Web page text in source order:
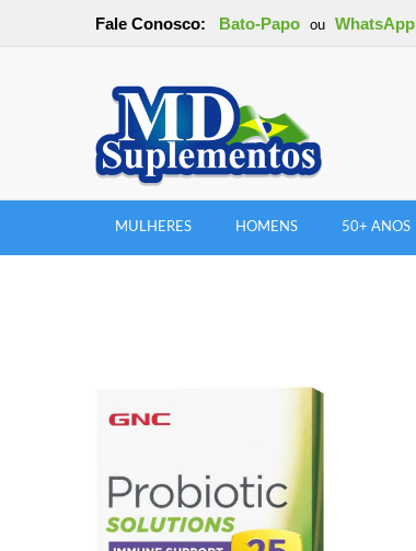
Fale Conosco: Bato-Papo ou WhatsApp
MULHERES HOMENS 50+ ANOS